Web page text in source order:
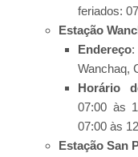
feriados:
Estação
Endereço
Wanchaq,
Horário
07:00 às
07:00 às
Estação San